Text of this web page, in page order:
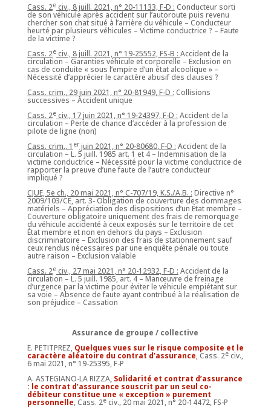
Cass. 2eciv., 8 juill. 2021, n° 20-11133, F-D : Conducteur sorti
de son véhicule après accident sur l’autoroute puis revenu
chercher son chat situé à l’arrière du véhicule – Conducteur
heurté par plusieurs véhicules – Victime conductrice ? – Faute
de la victime ?
Cass. 2eciv., 8 juill. 2021, n° 19-25552, FS-B : Accident de la
circulation – Garanties véhicule et corporelle – Exclusion en
cas de conduite « sous l’empire d’un état alcoolique » –
Nécessité d’apprécier le caractère abusif des clauses ?
Cass. crim., 29 juin 2021, n° 20-81949, F-D : Collisions
successives – Accident unique
Cass. 2eciv., 17 juin 2021, n° 19-24397, F-D : Accident de la
circulation – Perte de chance d’accéder à la profession de
pilote de ligne (non)
Cass. crim., 1 erjuin 2021, n° 20-80680, F-D : Accident de la
circulation – L. 5 juill. 1985 art. 1 et 4 – Indemnisation de la
victime conductrice – Nécessité pour la victime conductrice de
rapporter la preuve d’une faute de l’autre conducteur
impliqué ?
CJUE, 5e ch., 20 mai 2021, n° C-707/19, K.S./A.B. : Directive n°
2009/103/CE, art. 3- Obligation de couverture des dommages
matériels – Appréciation des dispositions d’un État membre –
Couverture obligatoire uniquement des frais de remorquage
du véhicule accidenté à ceux exposés sur le territoire de cet
État membre et non en dehors du pays – Exclusion
discriminatoire – Exclusion des frais de stationnement sauf
ceux rendus nécessaires par une enquête pénale ou toute
autre raison – Exclusion valable
Cass. 2eciv., 27 mai 2021, n° 20-12932, F-D : Accident de la
circulation – L. 5 juill. 1985, art. 4 – Manœuvre de freinage
d’urgence par la victime pour éviter le véhicule empiétant sur
sa voie – Absence de faute ayant contribué à la réalisation de
son préjudice – Cassation
Assurance de groupe / collective
E. PETITPREZ, Quelques vues sur le risque composite et le
caractère aléatoire du contrat d’assurance,Cass. 2eciv.,
6 mai 2021, n° 19-25395, F-P
A. ASTEGIANO-LA RIZZA, Solidarité et contrat d’assurance
: le contrat d’assurance souscrit par un seul co-
débiteur constitue une « exception » purement
personnelle, Cass. 2eciv., 20 mai 2021, n° 20-14472, FS-P